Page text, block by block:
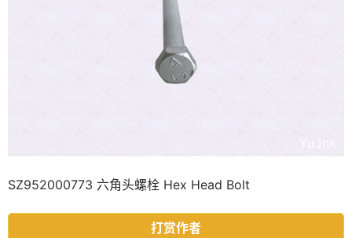
SZ952000773 六角头螺栓 Hex Head Bolt
打赏作者